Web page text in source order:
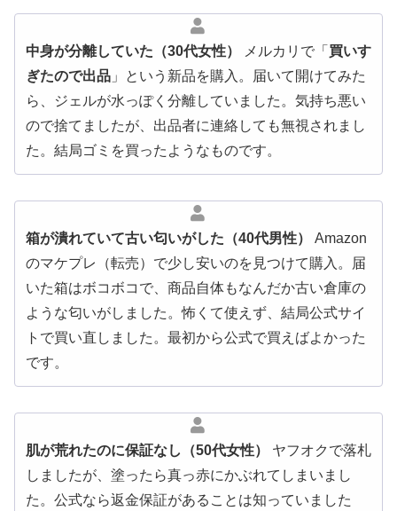
中身が分離していた（30代女性） メルカリで「 買いす
ぎたので出品 」という新品を購入。届いて開けてみた
ら、ジェルが水っぽく分離していました。気持ち悪い
ので捨てましたが、出品者に連絡しても無視されまし
た。結局ゴミを買ったようなものです。
箱が潰れていて古い匂いがした（40代男性）
Amazon
のマケプレ（転売）で少し安いのを見つけて購入。届
いた箱はボコボコで、商品自体もなんだか古い倉庫の
ような匂いがしました。怖くて使えず、結局公式サイ
トで買い直しました。最初から公式で買えばよかった
です。
肌が荒れたのに保証なし（50代女性）
ヤフオクで落札
しましたが、塗ったら真っ赤にかぶれてしまいまし
た。公式なら返金保証があることは知っていました